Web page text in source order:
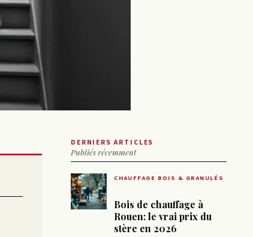
DERNIERS ARTICLES
Publiés récemment
CHAUFFAGE BOIS & GRANULÉS
Bois de chauffage à
Rouen: le vrai prix du
stère en 2026